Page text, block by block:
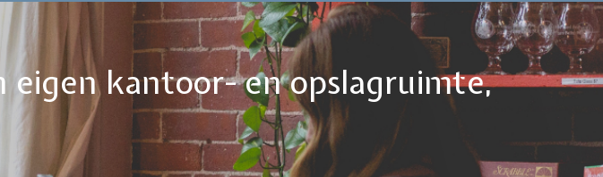
eigen kantoor- en opslagruimte,